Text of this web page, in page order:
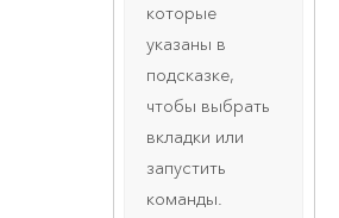
которые
указаны в
подсказке,
чтобы выбрать
вкладки или
запустить
команды.